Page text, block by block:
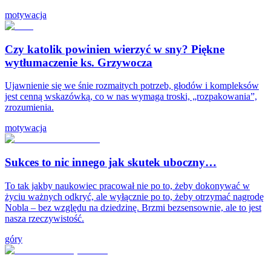
motywacja
Czy katolik powinien wierzyć w sny? Piękne
wytłumaczenie ks. Grzywocza
Ujawnienie się we śnie rozmaitych potrzeb, głodów i kompleksów
jest cenną wskazówką, co w nas wymaga troski, „rozpakowania”,
zrozumienia.
motywacja
Sukces to nic innego jak skutek uboczny…
To tak jakby naukowiec pracował nie po to, żeby dokonywać w
życiu ważnych odkryć, ale wyłącznie po to, żeby otrzymać nagrodę
Nobla – bez względu na dziedzinę. Brzmi bezsensownie, ale to jest
nasza rzeczywistość.
góry